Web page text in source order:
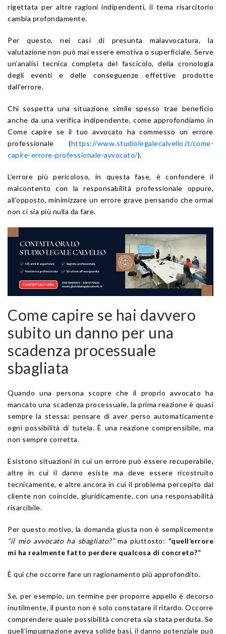
rigettata per altre ragioni indipendenti, il tema risarcitorio
cambia profondamente.
Per questo, nei casi di presunta malavvocatura, la
valutazione non può mai essere emotiva o superficiale. Serve
un’analisi tecnica completa del fascicolo, della cronologia
degli eventi e delle conseguenze effettive prodotte
dall’errore.
Chi sospetta una situazione simile spesso trae beneficio
anche da una verifica indipendente, come approfondiamo in
Come capire se il tuo avvocato ha commesso un errore
professionale (https://www.studiolegalecalvello.it/come-
capire-errore-professionale-avvocato/).
L’errore più pericoloso, in questa fase, è confondere il
malcontento con la responsabilità professionale oppure,
all’opposto, minimizzare un errore grave pensando che ormai
non ci sia più nulla da fare.
Come capire se hai davvero
subito un danno per una
scadenza processuale
sbagliata
Quando una persona scopre che il proprio avvocato ha
mancato una scadenza processuale, la prima reazione è quasi
sempre la stessa: pensare di aver perso automaticamente
ogni possibilità di tutela. È una reazione comprensibile, ma
non sempre corretta.
Esistono situazioni in cui un errore può essere recuperabile,
altre in cui il danno esiste ma deve essere ricostruito
tecnicamente, e altre ancora in cui il problema percepito dal
cliente non coincide, giuridicamente, con una responsabilità
risarcibile.
Per questo motivo, la domanda giusta non è semplicemente
“il mio avvocato ha sbagliato?”ma piuttosto: “quell’errore
mi ha realmente fatto perdere qualcosa di concreto?”
È qui che occorre fare un ragionamento più approfondito.
Se, per esempio, un termine per proporre appello è decorso
inutilmente, il punto non è solo constatare il ritardo. Occorre
comprendere quale possibilità concreta sia stata perduta. Se
quell’impugnazione aveva solide basi, il danno potenziale può